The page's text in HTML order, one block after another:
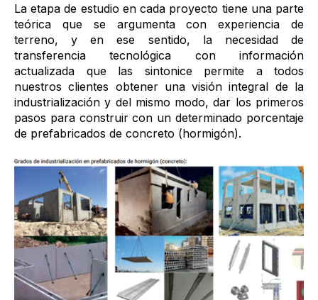
La etapa de estudio en cada proyecto tiene una parte
teórica que se argumenta con experiencia de
terreno, y en ese sentido, la necesidad de
transferencia tecnológica con información
actualizada que las sintonice permite a todos
nuestros clientes obtener una visión integral de la
industrialización y del mismo modo, dar los primeros
pasos para construir con un determinado porcentaje
de prefabricados de concreto (hormigón).